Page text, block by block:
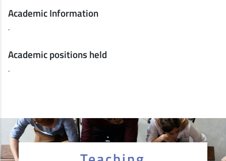
Academic Information
.
Academic positions held
.